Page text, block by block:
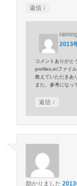
返信 ↓
raining
2013
コメントありがと
profiles.iniファイ
教えていただきあ
また、参考になっ
返信 ↓
助かりました 2013